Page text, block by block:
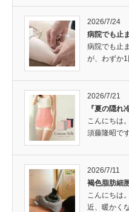
2026/7/24
病院でも止
病院でも止
が、わずか1
2026/7/21
『夏の隠
こんにちは
須藤隆昭で
2026/7/11
褐色脂肪細
こんにちは
近、暖かく